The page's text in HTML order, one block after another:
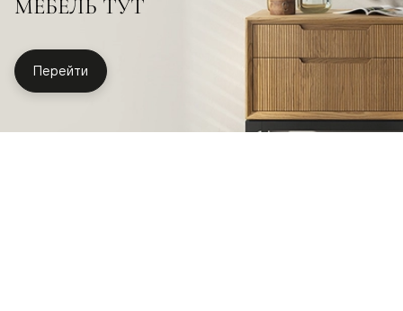
МЕБЕЛЬ ТУТ
Перейти